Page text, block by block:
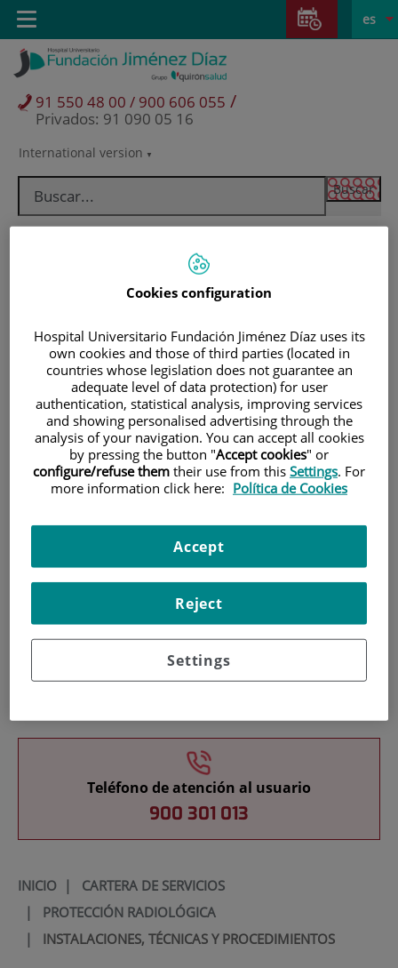
Saltar al contenido
Saltar
contenido
Selector
idioma
activo
es
International version
91 550 48 00 / 900 606 055 /
Privados: 91 090 05 16
Toggle
navigation
Pacientes y visitantes
Investigación
Teléfono de atención al usuario
900 301 013
INICIO| CARTERA DE SERVICIOS
| PROTECCIÓN RADIOLÓGICA
| INSTALACIONES, TÉCNICAS Y PROCEDIMIENTOS
Cookies configuration
Hospital Universitario Fundación Jiménez Díaz uses its
own cookies and those of third parties (located in
countries whose legislation does not guarantee an
adequate level of data protection) for user
authentication, statistical analysis, improving services
and showing personalised advertising through the
analysis of your navigation. You can accept all cookies
by pressing the button "Accept cookies" or
configure/refuse them their use from this Settings. For
more information click here: Política de Cookies
Settings
Reject
Accept